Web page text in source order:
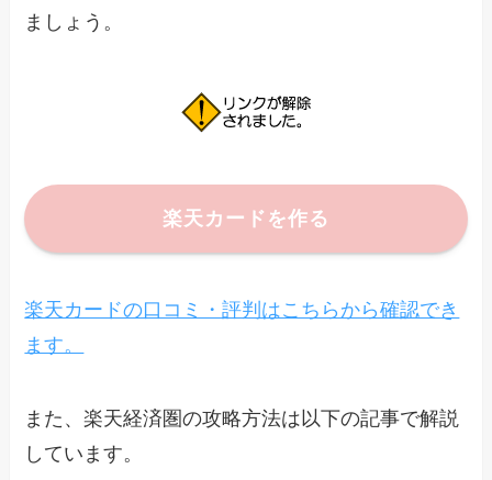
ましょう。
楽天カードを作る
楽天カードの口コミ・評判はこちらから確認でき
ます。
また、楽天経済圏の攻略方法は以下の記事で解説
しています。